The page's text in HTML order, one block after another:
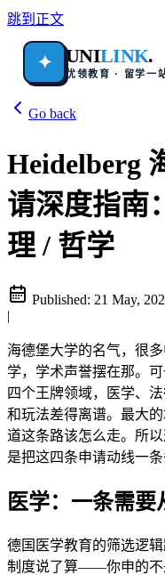
跳到正文
✦ UNILINK.
优领教育 · 留学一
Go back
Heidelberg
请深度指南
理 / 哲学
Published: 21 May,
|
海德堡大学的名气，很
学，学术声誉摆在那。
四个王牌领域，医学、
和玩法差得离谱。最大
道这条路该怎么走。所
是把这四条申请动线一
医学：一条需
德国医学教育的筛选逻
制度说了算——你申的不